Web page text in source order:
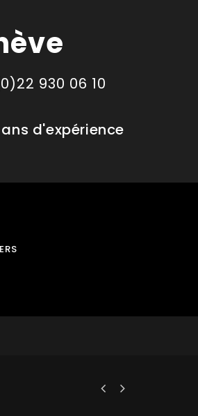
930 06 10
d'expérience